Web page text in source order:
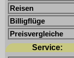
Reisen
Billigflüge
Preisvergleiche
Service: